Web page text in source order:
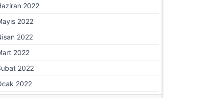
2022
2022
2022
2022
2022
2022